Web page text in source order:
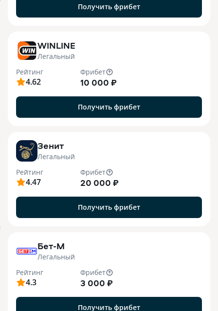
Получить фрибет
WINLINE
Легальный
Рейтинг
4.62
Фрибет
10 000 ₽
Получить фрибет
Зенит
Легальный
Рейтинг
4.47
Фрибет
20 000 ₽
Получить фрибет
Бет-М
Легальный
Рейтинг
4.3
Фрибет
3 000 ₽
Получить фрибет